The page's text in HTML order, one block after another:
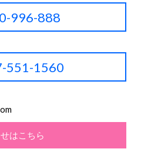
996-888
551-1560
はこちら